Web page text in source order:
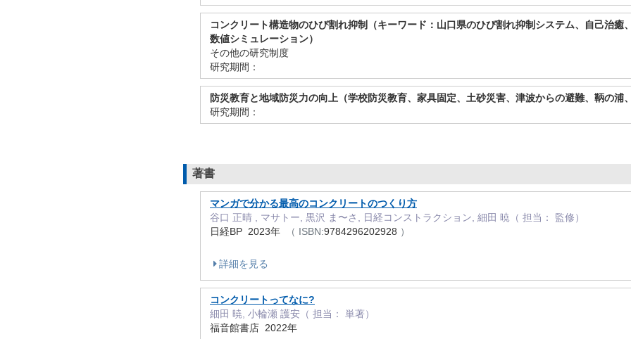
コンクリート構造物のひび割れ抑制（キーワード：山口県のひび割れ抑制システム、自己治
数値シミュレーション）
その他の研究制度
研究期間：
防災教育と地域防災力の向上（学校防災教育、家具固定、土砂災害、津波からの避難、鞆の浦
研究期間：
著書
マンガで分かる最高のコンクリートのつくり方
谷口 正晴 , マサトー, 黒沢 ま〜さ, 日経コンストラクション, 細田 暁（ 担当： 監修）
日経BP 2023年
（ ISBN:9784296202928 ）
詳細を見る
コンクリートってなに?
細田 暁, 小輪瀬 護安（ 担当： 単著）
福音館書店 2022年